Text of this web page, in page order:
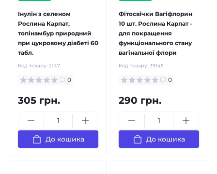
Інулін з селеном
Рослина Карпат,
топінамбур природний
при цукровому діабеті 60
табл.
Код товару: 2147
0
305 грн.
До кошика
Фітосвічки Вагіфлорин
10 шт. Рослина Карпат -
для покращення
функціонального стану
вагінальної флори
Код товару: 39145
0
290 грн.
До кошика